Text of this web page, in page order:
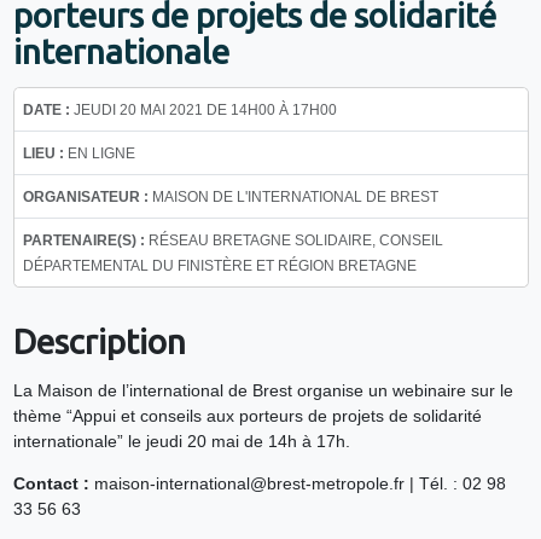
porteurs de projets de solidarité
internationale
DATE : JEUDI 20 MAI 2021 DE 14H00 À 17H00
LIEU : EN LIGNE
ORGANISATEUR : MAISON DE L'INTERNATIONAL DE BREST
PARTENAIRE(S) : RÉSEAU BRETAGNE SOLIDAIRE, CONSEIL
DÉPARTEMENTAL DU FINISTÈRE ET RÉGION BRETAGNE
Description
La Maison de l’international de Brest organise un webinaire sur le
thème “Appui et conseils aux porteurs de projets de solidarité
internationale” le jeudi 20 mai de 14h à 17h.
Contact : maison-international@brest-metropole.fr | Tél. : 02 98
33 56 63